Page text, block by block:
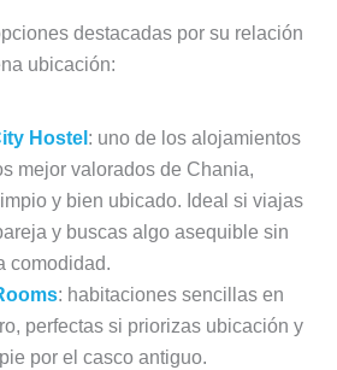
destacadas por su relación
ubicación:
Hostel : uno de los alojamientos
mejor valorados de Chania,
y bien ubicado. Ideal si viajas
y buscas algo asequible sin
comodidad.
: habitaciones sencillas en
perfectas si priorizas ubicación y
por el casco antiguo.